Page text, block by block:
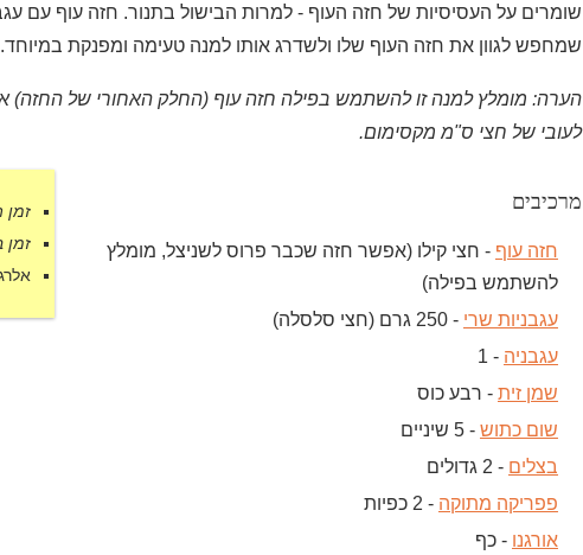
שומרים על העסיסיות של חזה העוף - למרות הבישול בתנור. חזה עוף עם
שמחפש לגוון את חזה העוף שלו ולשדרג אותו למנה טעימה ומפנקת במיוחד.
הערה: מומלץ למנה זו להשתמש בפילה חזה עוף (החלק האחורי של החזה)
לעובי של חצי ס"מ מקסימום.
זמן
זמן
מרכיבים
חזה עוף - חצי קילו (אפשר חזה שכבר פרוס לשניצל, מומלץ
להשתמש בפילה)
עגבניות שרי - 250 גרם (חצי סלסלה)
עגבניה - 1
שמן זית - רבע כוס
שום כתוש - 5 שיניים
בצלים - 2 גדולים
פפריקה מתוקה - 2 כפיות
אורגנו - כף